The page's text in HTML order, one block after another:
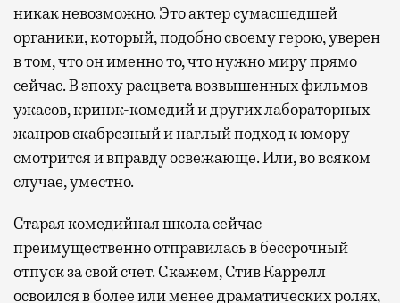
никак невозможно. Это актер сумасшедшей
органики, который, подобно своему герою, уверен
в том, что он именно то, что нужно миру прямо
сейчас. В эпоху расцвета возвышенных фильмов
ужасов, кринж-комедий и других лабораторных
жанров скабрезный и наглый подход к юмору
смотрится и вправду освежающе. Или, во всяком
случае, уместно.
Старая комедийная школа сейчас
преимущественно отправилась в бессрочный
отпуск за свой счет. Скажем, Стив Каррелл
освоился в более или менее драматических ролях,